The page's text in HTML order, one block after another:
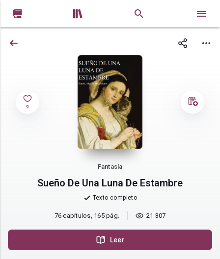
 
9
Fantasía
Sueño De Una Luna De Estambre
Texto completo
76 capítulos, 165 pág. 21 307
Leer